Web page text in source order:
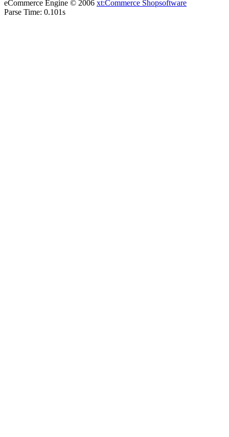
eCommerce Engine © 2006 xt:Commerce Shopsoftware
Parse Time: 0.101s